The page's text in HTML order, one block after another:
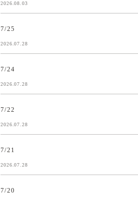
2026.08.03
7/25
2026.07.28
7/24
2026.07.28
7/22
2026.07.28
7/21
2026.07.28
7/20